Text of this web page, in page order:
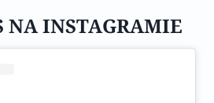
NA INSTAGRAMIE